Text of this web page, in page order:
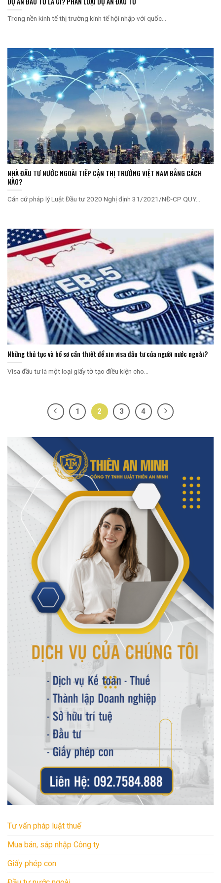
Trong nền kinh tế thị trường kinh tế hội nhập với quốc...
NHÀ ĐẦU TƯ NƯỚC NGOÀI TIẾP CẬN THỊ TRƯỜNG VIỆT NAM BẰNG CÁCH
NÀO?
Căn cứ pháp lý Luật Đầu tư 2020 Nghị định 31/2021/NĐ-CP QUY...
Những thủ tục và hồ sơ cần thiết để xin visa đầu tư của người nước ngoài?
Visa đầu tư là một loại giấy tờ tạo điều kiện cho...
1 2 3 4
Tư vấn pháp luật thuế
Mua bán, sáp nhập Công ty
Giấy phép con